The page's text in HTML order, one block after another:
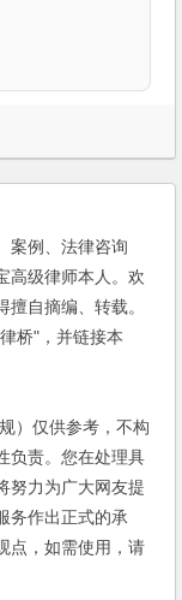
案例、法律咨询
高级律师本人。欢
自摘编、转载。
桥"，并链接本
仅供参考，不构
负责。您在处理具
努力为广大网友提
务作出正式的承
点，如需使用，请